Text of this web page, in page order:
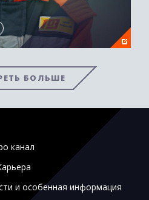
БОЛЬШЕ
канал
и особенная информация